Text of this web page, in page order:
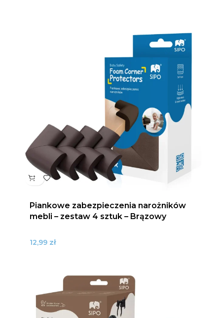
Piankowe zabezpieczenia narożników
mebli – zestaw 4 sztuk – Brązowy
12,99 zł